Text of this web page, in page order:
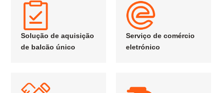
Solução de aquisição
de balcão único
Serviço de comércio
eletrónico